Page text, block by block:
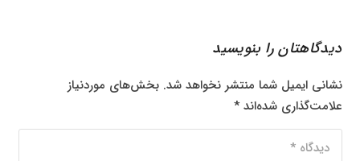
دیدگاهتان را بنویسید
نشانی ایمیل شما منتشر نخواهد شد. بخش‌های موردنیاز
علامت‌گذاری شده‌اند*